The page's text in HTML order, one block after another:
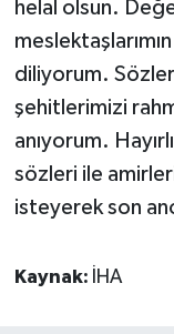
helal olsun.
diliyorum.
şehitlerimizi
anıyorum.
sözleri ile
isteyerek son
Kaynak: İHA